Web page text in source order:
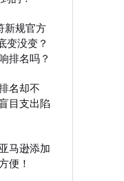
新规官方
变没变？
排名吗？
名却不
目支出陷
马逊添加
便！